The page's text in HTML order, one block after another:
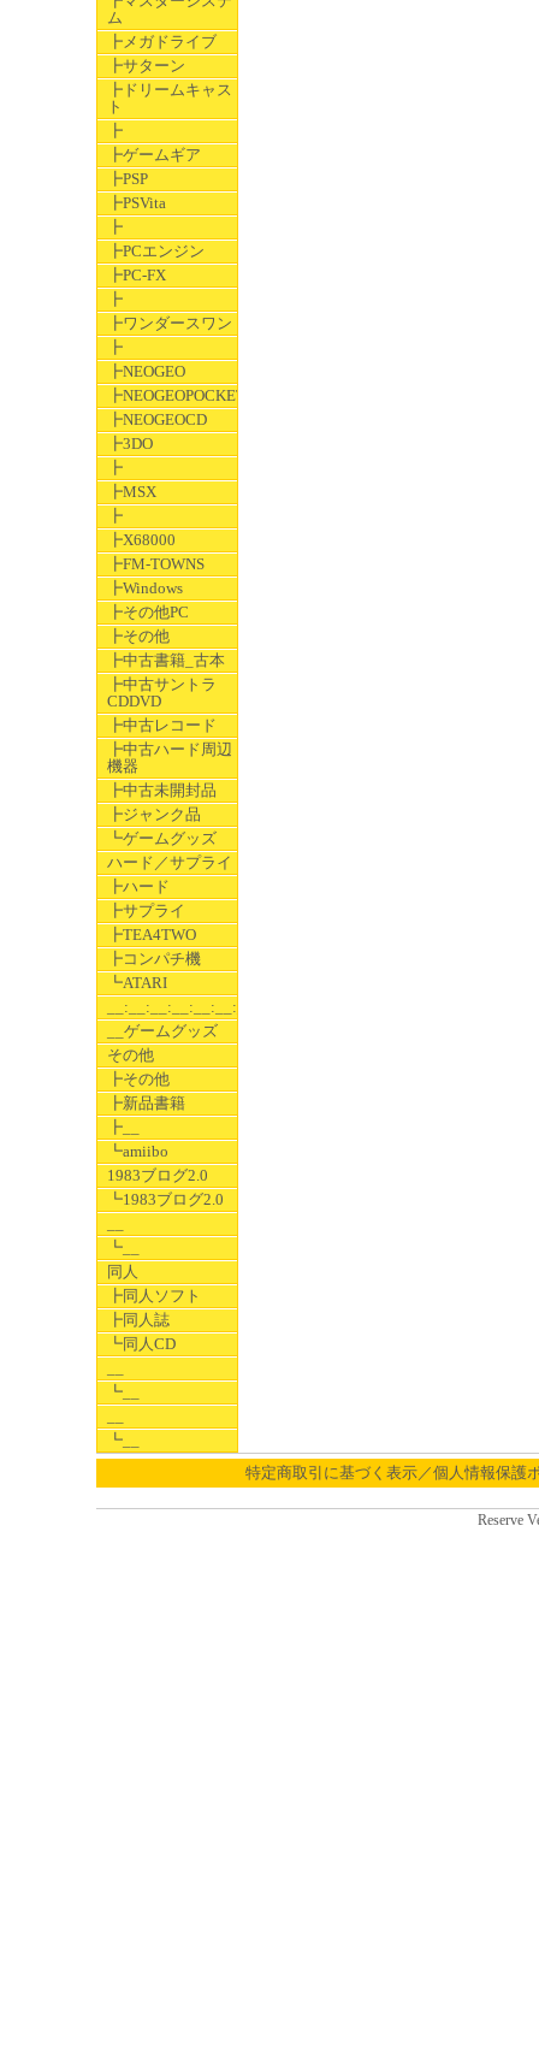
ム
┣メガドライブ
┣サターン
┣ドリームキャス
ト
┣
┣ゲームギア
┣PSP
┣PSVita
┣
┣PCエンジン
┣PC-FX
┣
┣ワンダースワン
┣
┣NEOGEO
┣NEOGEOPOCKET
┣NEOGEOCD
┣3DO
┣
┣MSX
┣
┣X68000
┣FM-TOWNS
┣Windows
┣その他PC
┣その他
┣中古書籍_古本
┣中古サントラ
CDDVD
┣中古レコード
┣中古ハード周辺
機器
┣中古未開封品
┣ジャンク品
┗ゲームグッズ
ハード／サプライ
┣ハード
┣サプライ
┣TEA4TWO
┣コンパチ機
┗ATARI
__:__:__:__:__:__:__
__ゲームグッズ
その他
┣その他
┣新品書籍
┣__
┗amiibo
1983ブログ2.0
┗1983ブログ2.0
┗__
同人
┣同人ソフト
┣同人誌
┗同人CD
┗__
┗__
特定商取引に基づく表示／個人情報保護
Reserve